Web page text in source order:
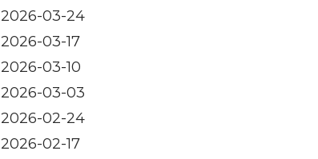
2026-03-24
2026-03-17
2026-03-10
2026-03-03
2026-02-24
2026-02-17